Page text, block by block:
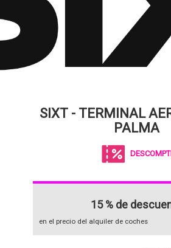
SIXT - TERMINAL
PALMA
15 % de
en el precio del alquiler de coches